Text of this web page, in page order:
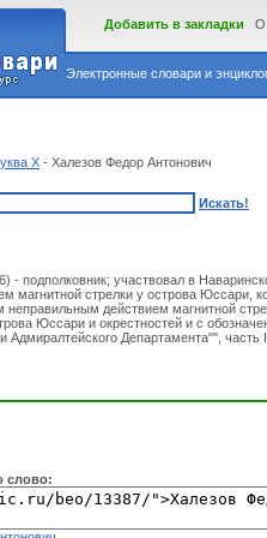
Электронные словари и
Добавить в закладки О
Х - Халезов Федор Антонович
Искать!
- подполковник; участвовал в
магнитной стрелки у острова Юссари,
действием магнитной
Юссари и окрестностей и с
Адмиралтейского Департамента"",
слово: